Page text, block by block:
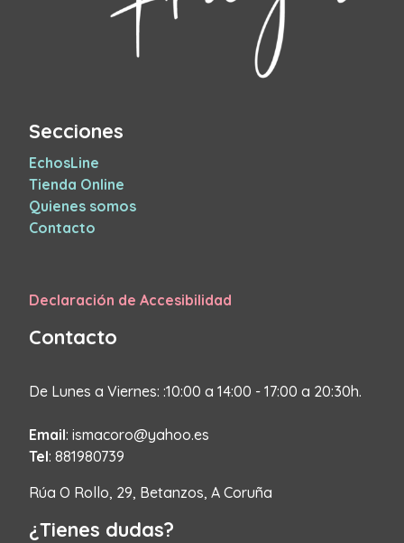
Secciones
EchosLine
Tienda Online
Quienes somos
Contacto
Declaración de Accesibilidad
Contacto
De Lunes a Viernes: :10:00 a 14:00 - 17:00 a 20:30h.
Email: ismacoro@yahoo.es
Tel: 881980739
Rúa O Rollo, 29, Betanzos, A Coruña
¿Tienes dudas?